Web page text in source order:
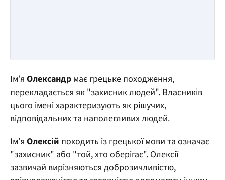
Ім’я Олександр має грецьке походження,
перекладається як "захисник людей". Власників
цього імені характеризують як рішучих,
відповідальних та наполегливих людей.
Ім’я Олексій походить із грецької мови та означає
"захисник" або "той, хто оберігає". Олексії
зазвичай вирізняються доброзичливістю,